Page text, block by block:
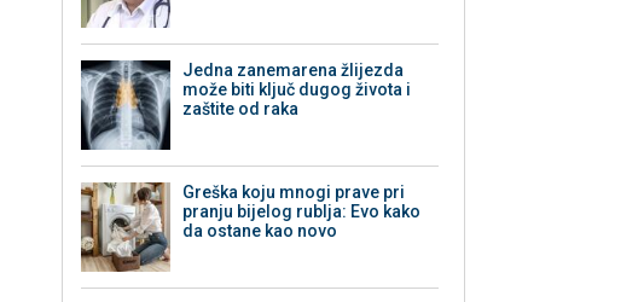
Jedna zanemarena žlijezda
može biti ključ dugog života i
zaštite od raka
Greška koju mnogi prave pri
pranju bijelog rublja: Evo kako
da ostane kao novo